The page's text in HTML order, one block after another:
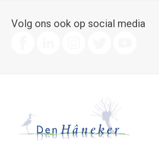
Volg ons ook op social media